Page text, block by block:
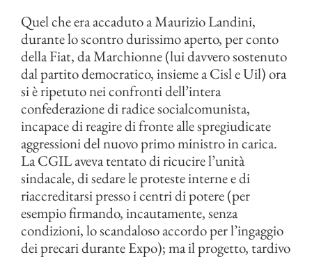
Quel che era accaduto a Maurizio Landini,
durante lo scontro durissimo aperto, per conto
della Fiat, da Marchionne (lui davvero sostenuto
dal partito democratico, insieme a Cisl e Uil) ora
si è ripetuto nei confronti dell’intera
confederazione di radice socialcomunista,
incapace di reagire di fronte alle spregiudicate
aggressioni del nuovo primo ministro in carica.
La CGIL aveva tentato di ricucire l’unità
sindacale, di sedare le proteste interne e di
riaccreditarsi presso i centri di potere (per
esempio firmando, incautamente, senza
condizioni, lo scandaloso accordo per l’ingaggio
dei precari durante Expo); ma il progetto, tardivo